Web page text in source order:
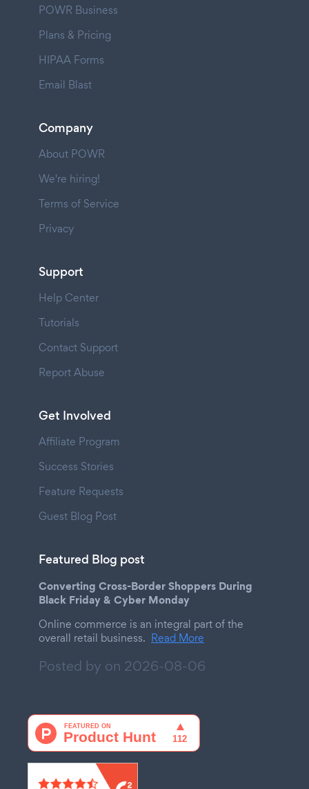
POWR Business
Plans & Pricing
HIPAA Forms
Email Blast
Company
About POWR
We're hiring!
Terms of Service
Privacy
Support
Help Center
Tutorials
Contact Support
Report Abuse
Get Involved
Affiliate Program
Success Stories
Feature Requests
Guest Blog Post
Featured Blog post
Converting Cross-Border Shoppers During
Black Friday & Cyber Monday
Online commerce is an integral part of the
overall retail business. Read More
Posted by on 2026-08-06